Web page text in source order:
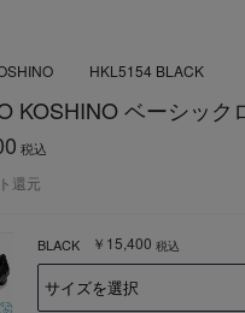
KOSHINO ベーシッ
税込
BLACK ￥15,400 税込
HKL5154 BLACK
還元